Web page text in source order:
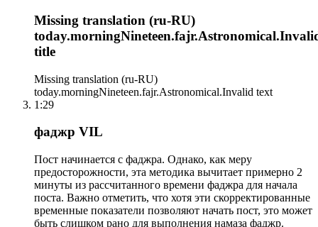
Missing translation (ru-RU)
title
Missing translation (ru-RU)
today.morningNineteen.fajr.Astronomical.Invalid text
1:29
фаджр VIL
Пост начинается с фаджра. Однако, как меру
предосторожности, эта методика вычитает примерно 2
минуты из рассчитанного времени фаджра для начала
поста. Важно отметить, что хотя эти скорректированные
временные показатели позволяют начать пост, это может
быть слишком рано для выполнения намаза фаджр.